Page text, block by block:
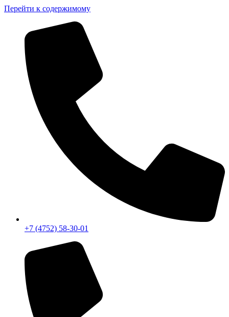
Перейти к содержимому
+7 (4752) 58-30-01